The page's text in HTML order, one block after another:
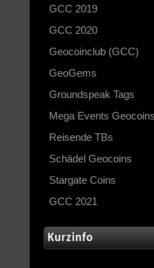
GCC 2019
GCC 2020
Geocoinclub (GCC)
GeoGems
Groundspeak Tags
Mega Events Geocoins
Reisende TBs
Schädel Geocoins
Stargate Coins
GCC 2021
Kurzinfo